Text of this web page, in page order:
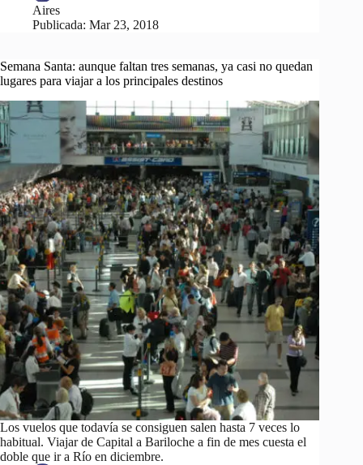
Aires
Publicada: Mar 23, 2018
Semana Santa: aunque faltan tres semanas, ya casi no quedan
lugares para viajar a los principales destinos
Los vuelos que todavía se consiguen salen hasta 7 veces lo
habitual. Viajar de Capital a Bariloche a fin de mes cuesta el
doble que ir a Río en diciembre.